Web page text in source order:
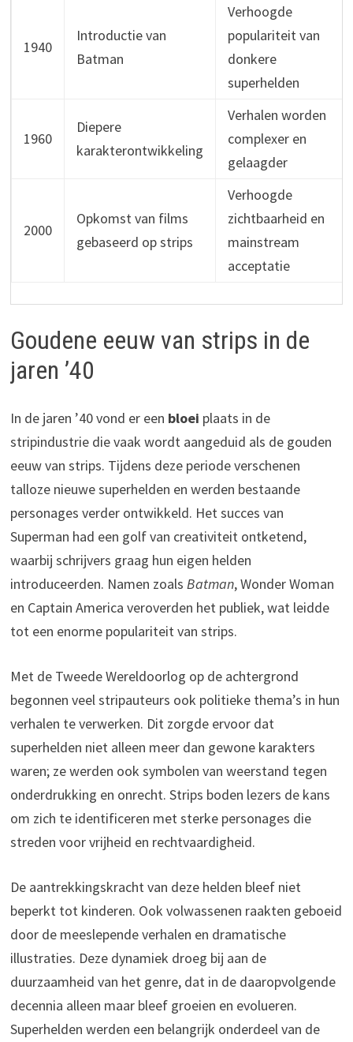
1940
Introductie van
Batman
Verhoogde
populariteit van
donkere
superhelden
1960
Diepere
karakterontwikkeling
Verhalen worden
complexer en
gelaagder
2000
Opkomst van films
gebaseerd op strips
Verhoogde
zichtbaarheid en
mainstream
acceptatie
Goudene eeuw van strips in de
jaren ’40
In de jaren ’40 vond er een bloei plaats in de
stripindustrie die vaak wordt aangeduid als de gouden
eeuw van strips. Tijdens deze periode verschenen
talloze nieuwe superhelden en werden bestaande
personages verder ontwikkeld. Het succes van
Superman had een golf van creativiteit ontketend,
waarbij schrijvers graag hun eigen helden
introduceerden. Namen zoals Batman, Wonder Woman
en Captain America veroverden het publiek, wat leidde
tot een enorme populariteit van strips.
Met de Tweede Wereldoorlog op de achtergrond
begonnen veel stripauteurs ook politieke thema’s in hun
verhalen te verwerken. Dit zorgde ervoor dat
superhelden niet alleen meer dan gewone karakters
waren; ze werden ook symbolen van weerstand tegen
onderdrukking en onrecht. Strips boden lezers de kans
om zich te identificeren met sterke personages die
streden voor vrijheid en rechtvaardigheid.
De aantrekkingskracht van deze helden bleef niet
beperkt tot kinderen. Ook volwassenen raakten geboeid
door de meeslepende verhalen en dramatische
illustraties. Deze dynamiek droeg bij aan de
duurzaamheid van het genre, dat in de daaropvolgende
decennia alleen maar bleef groeien en evolueren.
Superhelden werden een belangrijk onderdeel van de